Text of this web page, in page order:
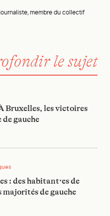
membre du collectif
le sujet
Bruxelles, les victoires
de gauche
: des habitant·es de
de gauche